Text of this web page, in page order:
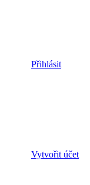
Přihlásit
Vytvořit účet